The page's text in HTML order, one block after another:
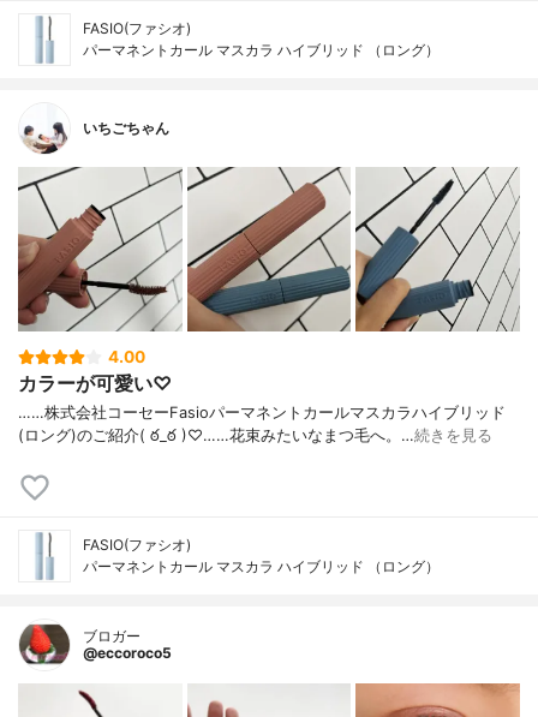
FASIO(ファシオ)
パーマネントカール マスカラ ハイブリッド （ロング）
いちごちゃん
4.00
カラーが可愛い♡
……⁡株式会社コーセー⁡⁡Fasio⁡⁡パーマネントカールマスカラ⁡ハイブリッド
(ロング)⁡⁡のご紹介( ఠ_ఠ )♡⁡……⁡⁡⁡⁡花束みたいなまつ毛へ。⁡⁡⁡…続きを見る
FASIO(ファシオ)
パーマネントカール マスカラ ハイブリッド （ロング）
ブロガー
@eccoroco5